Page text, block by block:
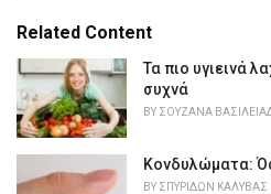
e
i
e
Related Content
Τα πιο υγιεινά
συχνά
BY ΣΟΥΖΆΝΑ
Κονδυλώματα:
BY ΣΠΥΡΊΔΩΝ ΚΑΛΎΒΑΣ